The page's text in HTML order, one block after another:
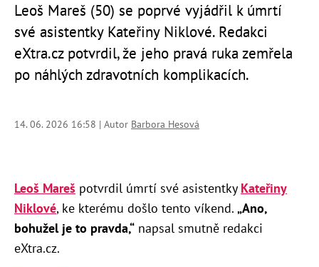
Leoš Mareš (50) se poprvé vyjádřil k úmrtí
své asistentky Kateřiny Niklové. Redakci
eXtra.cz potvrdil, že jeho pravá ruka zemřela
po náhlých zdravotních komplikacích.
14. 06. 2026 16:58 | Autor Barbora Hesová
Leoš Mareš potvrdil úmrtí své asistentky Kateřiny
Niklové, ke kterému došlo tento víkend. „Ano,
bohužel je to pravda,“ napsal smutně redakci
eXtra.cz.